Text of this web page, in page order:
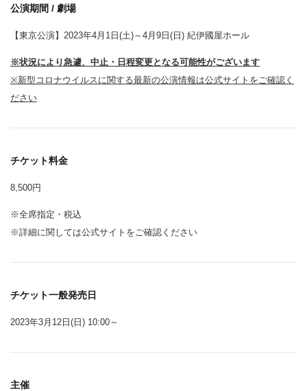
公演期間 / 劇場
【東京公演】2023年4月1日(土)～4月9日(日) 紀伊國屋ホール
※状況により急遽、中止・日程変更となる可能性がございます
※新型コロナウイルスに関する最新の公演情報は公式サイトをご確認く
ださい
チケット料金
8,500円
※全席指定・税込
※詳細に関しては公式サイトをご確認ください
チケット一般発売日
2023年3月12日(日) 10:00～
主催